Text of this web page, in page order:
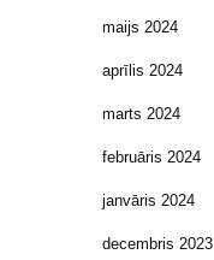
maijs 2024
aprīlis 2024
marts 2024
februāris 2024
janvāris 2024
decembris 2023